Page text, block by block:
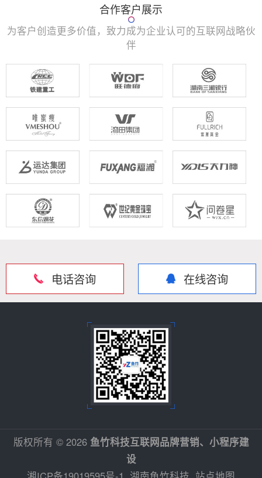
合作客户展示
为客户创造更多价值，致力成为企业认可的互联网战略伙
伴
电话咨询 在线咨询
版权所有 © 2026 鱼竹科技互联网品牌营销、小程序建
设